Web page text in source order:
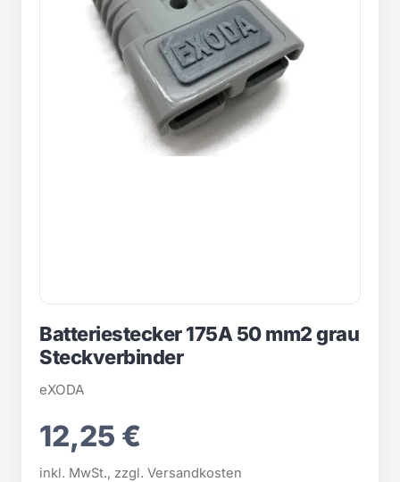
Batteriestecker 175A 50 mm2 grau
Steckverbinder
eXODA
12,25 €
inkl. MwSt., zzgl. Versandkosten